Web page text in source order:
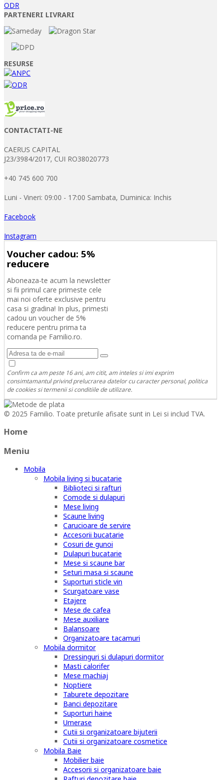
ODR
PARTENERI LIVRARI
RESURSE
CONTACTATI-NE
CAERUS CAPITAL
J23/3984/2017, CUI RO38020773
+40 745 600 700
Luni - Vineri: 09:00 - 17:00 Sambata, Duminica: Inchis
Facebook
Instagram
Voucher cadou: 5%
reducere
Aboneaza-te acum la newsletter
si fii primul care primeste cele
mai noi oferte exclusive pentru
casa si gradina! In plus, primesti
cadou un voucher de 5%
reducere pentru prima ta
comanda pe Familio.ro.
Confirm ca am peste 16 ani, am citit, am inteles si imi exprim
consimtamantul privind prelucrarea datelor cu caracter personal, politica
de cookies si termenii si conditiile de utilizare.
© 2025 Familio. Toate preturile afisate sunt in Lei si includ TVA.
Home
Meniu
Mobila
Mobila living si bucatarie
Biblioteci si rafturi
Comode si dulapuri
Mese living
Scaune living
Carucioare de servire
Accesorii bucatarie
Cosuri de gunoi
Dulapuri bucatarie
Mese si scaune bar
Seturi masa si scaune
Suporturi sticle vin
Scurgatoare vase
Etajere
Mese de cafea
Mese auxiliare
Balansoare
Organizatoare tacamuri
Mobila dormitor
Dressinguri si dulapuri dormitor
Masti calorifer
Mese machiaj
Noptiere
Taburete depozitare
Banci depozitare
Suporturi haine
Umerase
Cutii si organizatoare bijuterii
Cutii si organizatoare cosmetice
Mobila Baie
Mobilier baie
Accesorii si organizatoare baie